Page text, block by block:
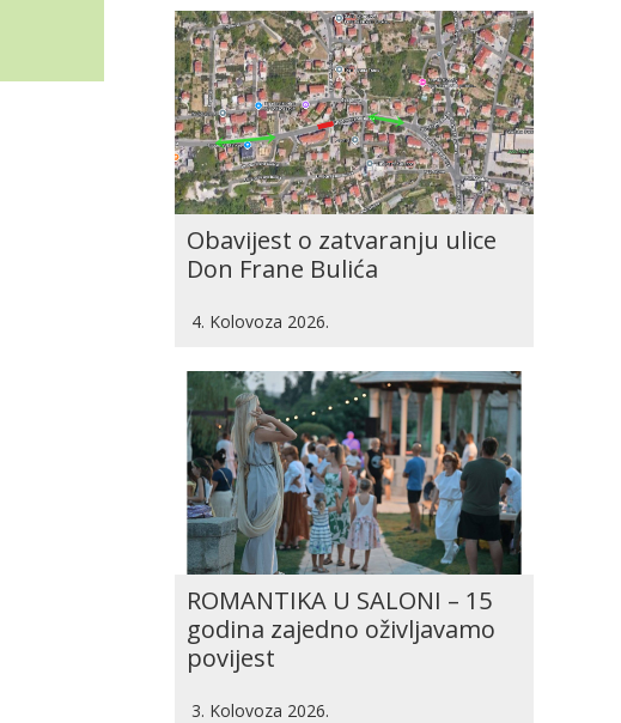
Obavijest o zatvaranju ulice
Don Frane Bulića
4. Kolovoza 2026.
ROMANTIKA U SALONI – 15
godina zajedno oživljavamo
povijest
3. Kolovoza 2026.